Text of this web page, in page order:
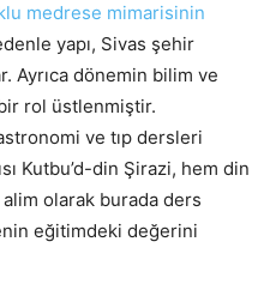
medrese mimarisinin
yapı, Sivas şehir
Ayrıca dönemin bilim ve
rol üstlenmiştir.
ve tıp dersleri
Kutbu’d-din Şirazi, hem din
olarak burada ders
eğitimdeki değerini